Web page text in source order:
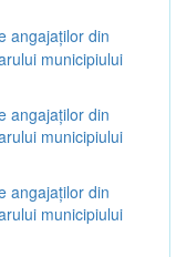
angajaților din
municipiului
angajaților din
municipiului
angajaților din
municipiului